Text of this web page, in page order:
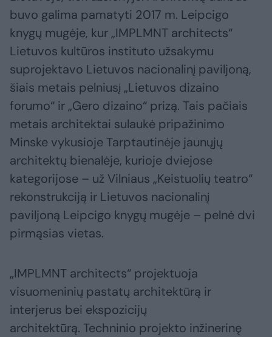
buvo galima pamatyti 2017 m. Leipcigo
knygų mugėje, kur „IMPLMNT architects“
Lietuvos kultūros instituto užsakymu
suprojektavo Lietuvos nacionalinį paviljoną,
šiais metais pelniusį „Lietuvos dizaino
forumo“ ir „Gero dizaino“ prizą. Tais pačiais
metais architektai sulaukė pripažinimo
Minske vykusioje Tarptautinėje jaunųjų
architektų bienalėje, kurioje dviejose
kategorijose – už Vilniaus „Keistuolių teatro“
rekonstrukciją ir Lietuvos nacionalinį
paviljoną Leipcigo knygų mugėje – pelnė dvi
pirmąsias vietas.
„IMPLMNT architects“ projektuoja
visuomeninių pastatų architektūrą ir
interjerus bei ekspozicijų
architektūrą. Techninio projekto inžinerinę